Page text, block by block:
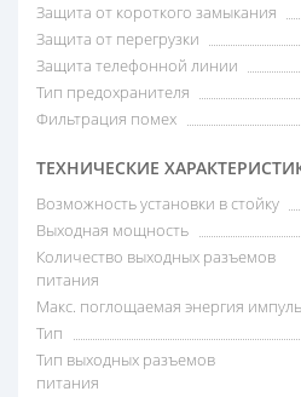
Защита от короткого замыкания
Защита от перегрузки
Защита телефонной линии
Тип предохранителя
Фильтрация помех
ТЕХНИЧЕСКИЕ
Возможность установки в стойку
Выходная мощность
Количество выходных разъемов
питания
Макс. поглощаемая энергия
Тип
Тип выходных разъемов
питания